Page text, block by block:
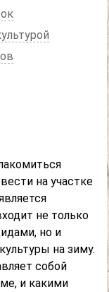
на участке
не только
но и
на зиму.
собой
и какими